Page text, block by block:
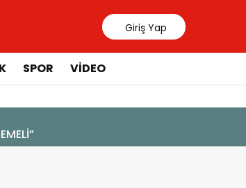
Giriş Yap
SPOR VIDEO